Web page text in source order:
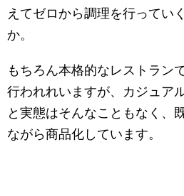
えてゼロから調理を行ってい
か。
もちろん本格的なレストラン
行われれいますが、カジュア
と実態はそんなこともなく、
ながら商品化しています。